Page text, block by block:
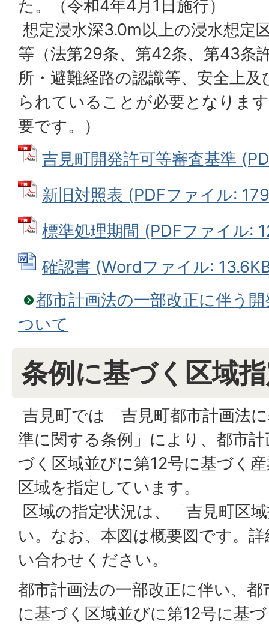
た。（令和4年4月1日施行）
想定浸水深3.0m以上の浸水想定
等（法第29条、第42条、第43条
所・避難経路の認識等、安全上
られていることが必要となりま
要です。）
吉見町開発許可等審査基準
新旧対照表 (PDFファイル:
標準処理期間 (PDFファイル:
確認書 (Wordファイル:
都市計画法の一部改正に伴う
ついて
条例に基づく区域
吉見町では「吉見町都市計画法
準に関する条例」により、都市
づく区域並びに第12号に基づく
区域を指定しています。
区域の指定状況は、「吉見町区
い。なお、本図は概要図です。
い合わせください。
都市計画法の一部改正に伴い、
に基づく区域並びに第12号に基